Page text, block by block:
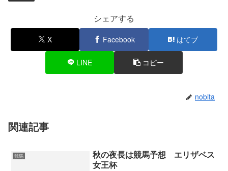
シェアする
X Facebook はてブ
LINE コピー
nobita
関連記事
競馬
秋の夜長は競馬予想 エリザベス
女王杯